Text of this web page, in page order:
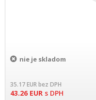
nie je skladom
35.17EURbez DPH
43.26 EUR s DPH